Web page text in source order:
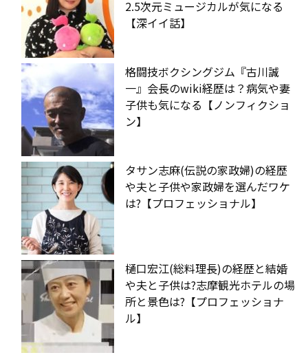
2.5次元ミュージカルが気になる
【深イイ話】
格闘技ボクシングジム『古川誠
一』会長のwiki経歴は？病気や妻
子供も気になる【ノンフィクショ
ン】
タサン志麻(伝説の家政婦)の経歴
や夫と子供や家政婦を選んだワケ
は?【プロフェッショナル】
樋口宏江(総料理長)の経歴と結婚
や夫と子供は?志摩観光ホテルの場
所と景色は?【プロフェッショナ
ル】